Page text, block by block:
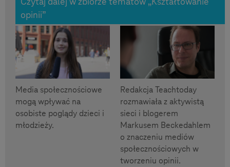
opinii”
Media społecznościowe
mogą wpływać na
osobiste poglądy dzieci i
młodzieży.
Redakcja Teachtoday
rozmawiała z aktywistą
sieci i blogerem
Markusem Beckedahlem
o znaczeniu mediów
społecznościowych w
tworzeniu opinii.